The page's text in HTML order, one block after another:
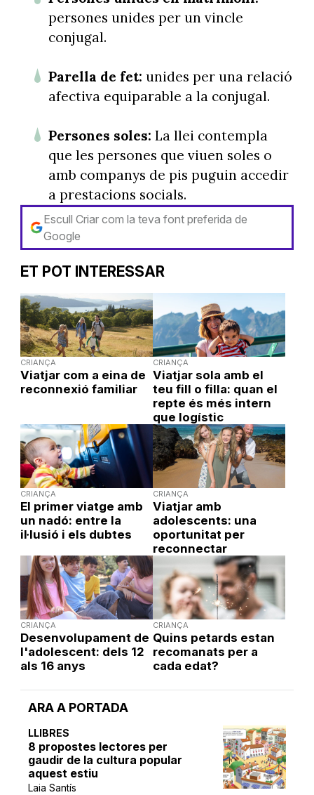
ARA A PORTADA
LLIBRES
8 propostes lectores per
gaudir de la cultura popular
aquest estiu
Laia Santís
persones unides per un vincle
conjugal.
Parella de fet: unides per una relació
afectiva equiparable a la conjugal.
Persones soles: La llei contempla
que les persones que viuen soles o
amb companys de pis puguin accedir
a prestacions socials.
Escull Criar com la teva font preferida de
Google
ET POT INTERESSAR
CRIANÇA
Viatjar com a eina de
reconnexió familiar
CRIANÇA
Viatjar sola amb el
teu fill o filla: quan el
repte és més intern
que logístic
CRIANÇA
El primer viatge amb
un nadó: entre la
il·lusió i els dubtes
CRIANÇA
Viatjar amb
adolescents: una
oportunitat per
reconnectar
CRIANÇA
Desenvolupament de
l'adolescent: dels 12
als 16 anys
CRIANÇA
Quins petards estan
recomanats per a
cada edat?